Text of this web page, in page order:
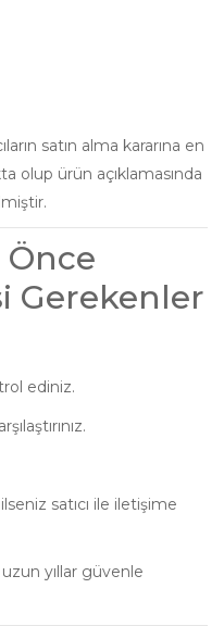
satın alma kararına en
olup ürün açıklamasında
Gerekenler
ediniz.
satıcı ile iletişime
yıllar güvenle